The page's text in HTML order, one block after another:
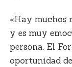
«Hay muchos
y es muy
persona. El
oportunidad